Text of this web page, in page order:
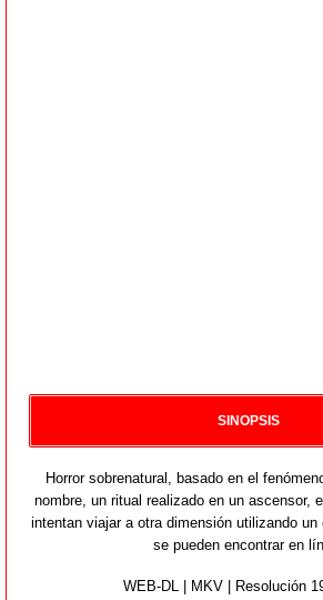
SINOPSIS
Horror sobrenatural, basado en el
nombre, un ritual realizado en un ascensor,
intentan viajar a otra dimensión utilizando un
se pueden encontrar en
WEB-DL | MKV | Resolución